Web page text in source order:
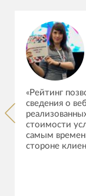
«Рейтинг
сведения о
стоимости
самым
стороне